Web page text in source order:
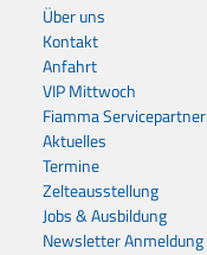
Über uns
Kontakt
Anfahrt
VIP Mittwoch
Fiamma Servicepartner
Aktuelles
Termine
Zelteausstellung
Jobs & Ausbildung
Newsletter Anmeldung